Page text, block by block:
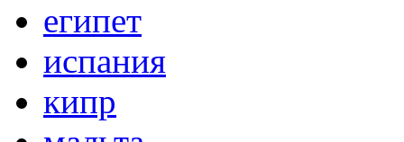
египет
испания
кипр